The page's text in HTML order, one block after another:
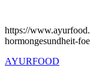
https://
hormongesundheit-
AYURFOOD